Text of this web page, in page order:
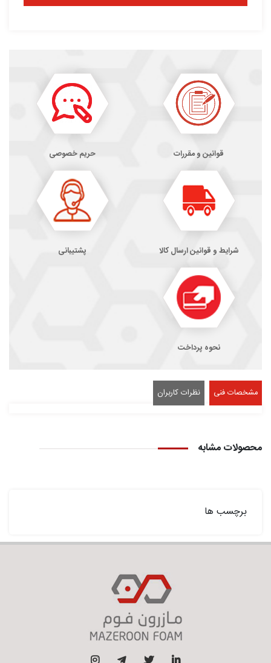
قوانین و مقررات حریم خصوصی
شرایط و قوانین ارسال کالا پشتیبانی
نحوه پرداخت
مشخصات فنی نظرات کاربران
محصولات مشابه
برچسب ها